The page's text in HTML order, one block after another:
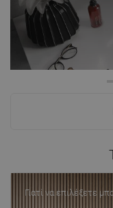
Γιατί να επιλέξετε